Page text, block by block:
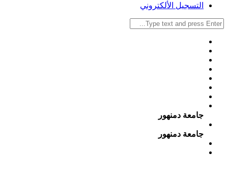
التسجيل الألكتروني
جامعة دمنهور
جامعة دمنهور